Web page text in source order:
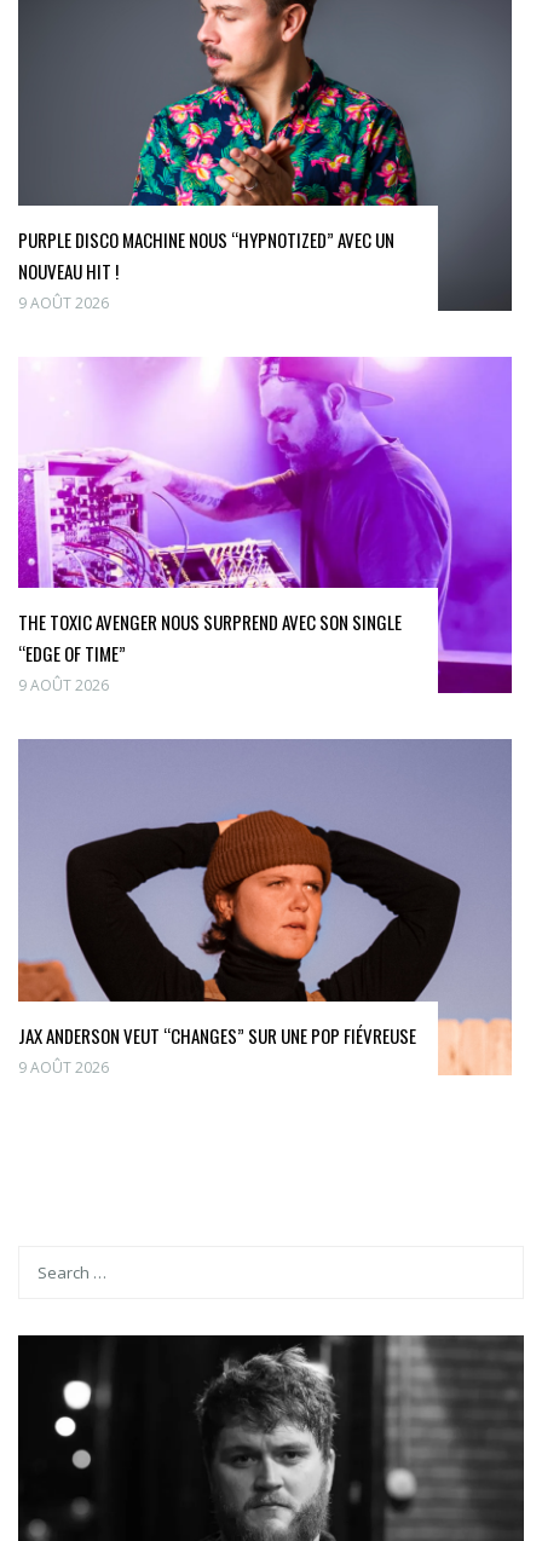
PURPLE DISCO MACHINE NOUS “HYPNOTIZED” AVEC UN
NOUVEAU HIT !
9 AOÛT 2026
THE TOXIC AVENGER NOUS SURPREND AVEC SON SINGLE
“EDGE OF TIME”
9 AOÛT 2026
JAX ANDERSON VEUT “CHANGES” SUR UNE POP FIÉVREUSE
9 AOÛT 2026